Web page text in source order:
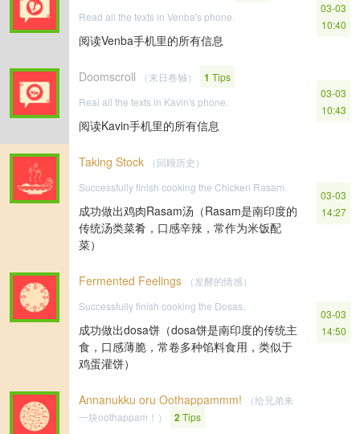
Read all the texts in Venba's phone.
阅读Venba手机里的所有信息
03-03
10:40
Doomscroll （末日卷轴） 1 Tips
Real all the texts in Kavin's phone.
阅读Kavin手机里的所有信息
03-03
10:43
Taking Stock
（回顾历史）
Successfully finish cooking the Chicken Rasam.
成功做出鸡肉Rasam汤（Rasam是南印度的
传统汤类菜肴，口感辛辣，常作为米饭配
菜）
03-03
14:27
Fermented Feelings
（发酵的情感）
Successfully finish cooking the Dosas.
成功做出dosa饼（dosa饼是南印度的传统主
食，口感薄脆，常卷多种馅料食用，类似于
鸡蛋灌饼）
03-03
14:50
Annanukku oru Oothappammm!
（给兄弟来
一块oothappam！）
2Tips